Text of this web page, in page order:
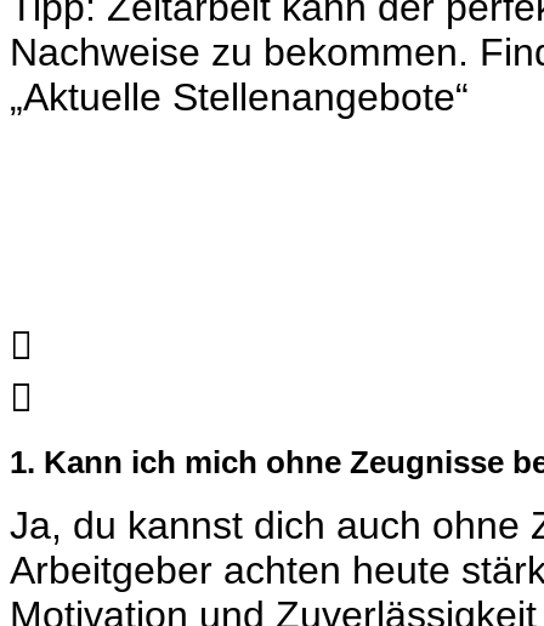
Nachweise zu bekommen.
„Aktuelle Stellenangebote“


1. Kann ich mich ohne Zeugnisse
Ja, du kannst dich auch ohne
Arbeitgeber achten heute
Motivation und